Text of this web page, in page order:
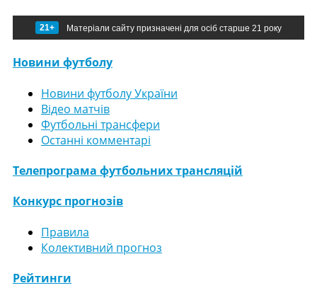
21+ Матеріали сайту призначені для осіб старше 21 року
Новини футболу
Новини футболу України
Відео матчів
Футбольні трансфери
Останні комментарі
Телепрограма футбольних трансляцій
Конкурс прогнозів
Правила
Колективний прогноз
Рейтинги